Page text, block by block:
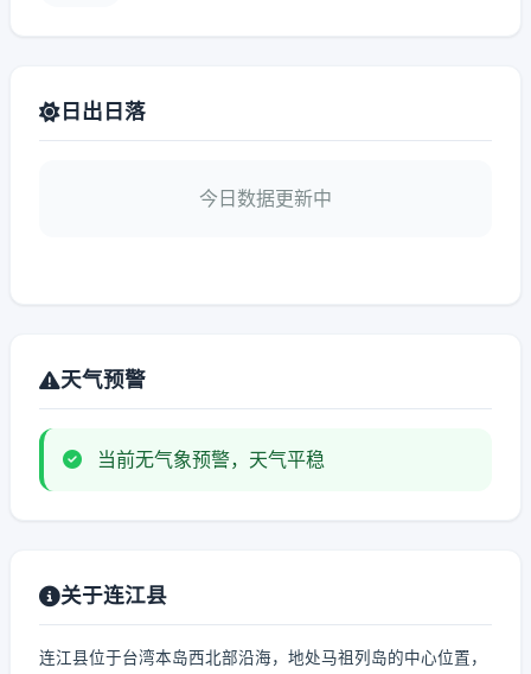
日出日落
今日数据更新中
天气预警
当前无气象预警，天气平稳
关于连江县
连江县位于台湾本岛西北部沿海，地处马祖列岛的中心位置，